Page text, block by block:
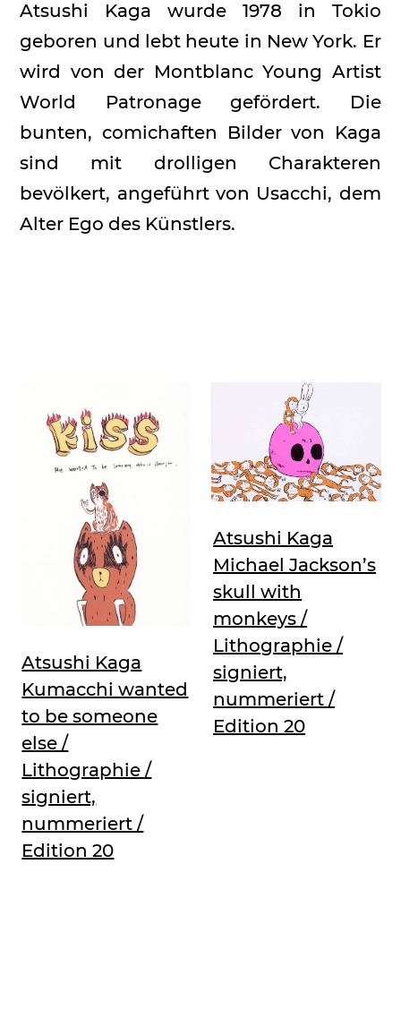
Atsushi Kaga wurde 1978 in Tokio
geboren und lebt heute in New York. Er
wird von der Montblanc Young Artist
World Patronage gefördert. Die
bunten, comichaften Bilder von Kaga
sind mit drolligen Charakteren
bevölkert, angeführt von Usacchi, dem
Alter Ego des Künstlers.
Atsushi Kaga
Kumacchi wanted
to be someone
else /
Lithographie /
signiert,
nummeriert /
Edition 20
Atsushi Kaga
Michael Jackson’s
skull with
monkeys /
Lithographie /
signiert,
nummeriert /
Edition 20